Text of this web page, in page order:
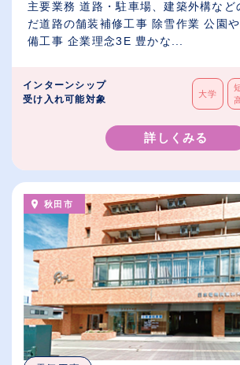
主要業務 道路・駐車場、建築外構などの舗装工事 傷ん
だ道路の舗装補修工事 除雪作業 公園
備工事 企業理念3E 豊かな...
インターンシップ
受け入れ可能対象
大学
詳しくみる
秋田市